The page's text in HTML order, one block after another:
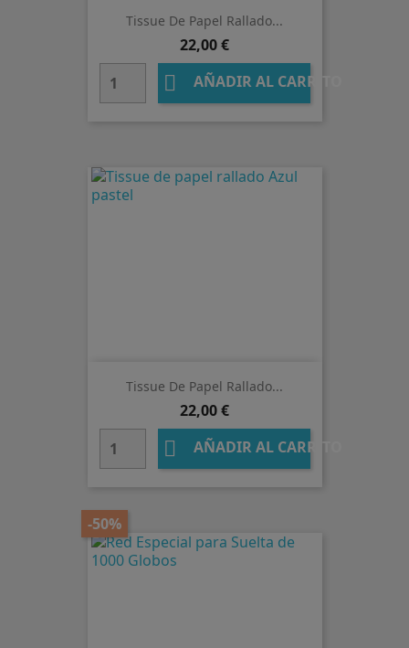
Tissue De Papel Rallado...
Precio
22,00 €
 AÑADIR AL CARRITO
Tissue De Papel Rallado...
Precio
22,00 €
 AÑADIR AL CARRITO
-50%